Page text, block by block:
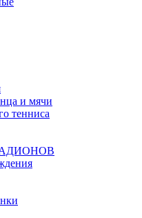
и мячи
тенниса